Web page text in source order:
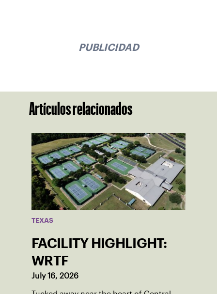
PUBLICIDAD
Artículos relacionados
TEXAS
FACILITY HIGHLIGHT:
WRTF
July 16, 2026